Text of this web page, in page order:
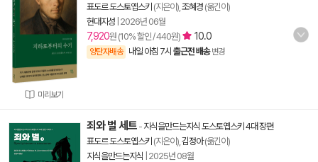
미리보기
표도르 도스토옙스키 (지은이), 조혜경 (옮긴이)
현대지성 2026년 06월
7,920원 (10% 할인 / 440원) 10.0
양탄자배송 내일 아침 7시 출근전 배송 변경
죄와 벌 세트 - 지식을만드는지식 도스토옙스키 4대 장편
표도르 도스토옙스키 (지은이), 김정아(옮긴이)
지식을만드는지식 2025년 08월